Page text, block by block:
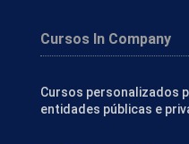
Cursos In Company
Cursos personalizados
entidades públicas e